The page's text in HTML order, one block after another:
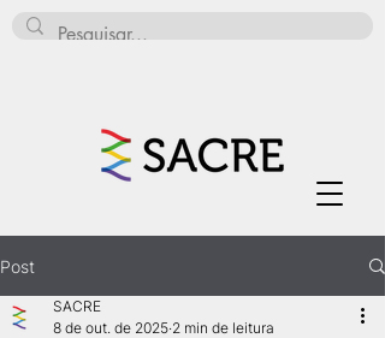
Post
SACRE
8 de out. de 2025 2 min de leitura